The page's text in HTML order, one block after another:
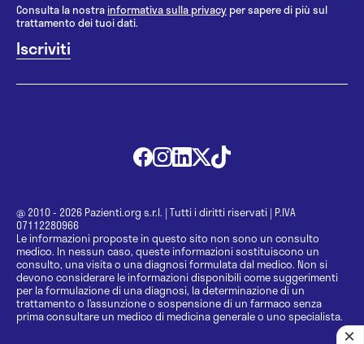
Consulta la nostrainformativa sulla privacy per sapere di più sul
trattamento dei tuoi dati.
@ 2010 - 2026 Pazienti.org s.r.l. | Tutti i diritti riservati | P.IVA
07112280966
Le informazioni proposte in questo sito non sono un consulto
medico. In nessun caso, queste informazioni sostituiscono un
consulto, una visita o una diagnosi formulata dal medico. Non si
devono considerare le informazioni disponibili come suggerimenti
per la formulazione di una diagnosi, la determinazione di un
trattamento o l’assunzione o sospensione di un farmaco senza
prima consultare un medico di medicina generale o uno specialista.